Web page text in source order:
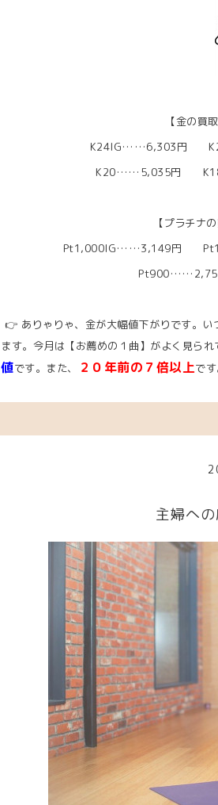
【金の買
K24IG……6,303円
K20……5,035円
【プラチナ
Pt1,000IG……3,149円
👉 ありゃりゃ、金が大幅値下がりです。
ます。今月は【お薦めの１曲】がよく見られ
値です。また、 ２０年前の７倍以上です
主婦へ